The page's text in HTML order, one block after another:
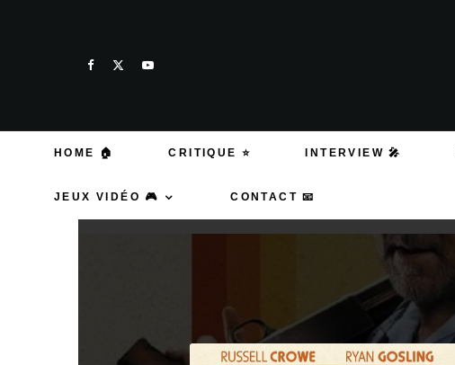
HOME 🏠 CRITIQUE ⭐ INTERVIEW 🎤
JEUX VIDÉO 🎮 CONTACT 📧